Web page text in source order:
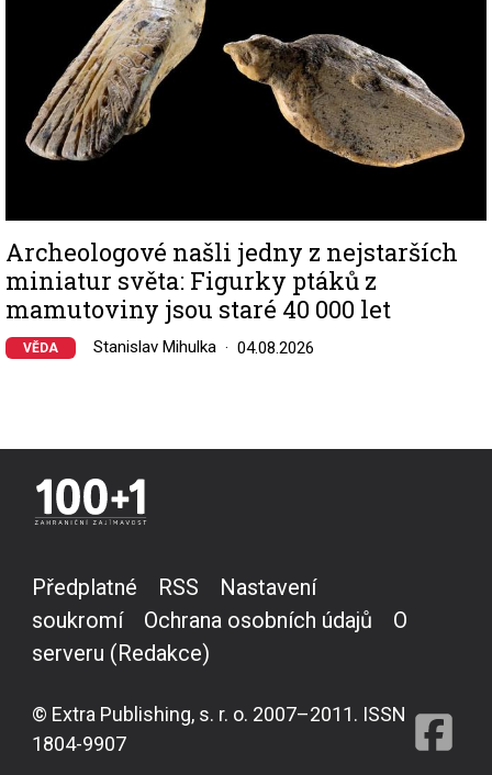
Archeologové našli jedny z nejstarších
miniatur světa: Figurky ptáků z
mamutoviny jsou staré 40 000 let
VĚDA Stanislav Mihulka 04.08.2026
Předplatné RSS
Nastavení
soukromí
Ochrana osobních údajů
O
serveru (Redakce)
© Extra Publishing, s. r. o. 2007–2011. ISSN
1804-9907